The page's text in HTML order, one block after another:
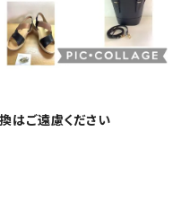
はご遠慮ください